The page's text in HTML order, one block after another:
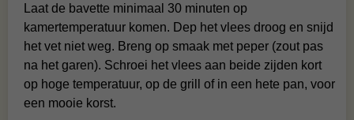
Laat de bavette minimaal 30 minuten op
kamertemperatuur komen. Dep het vlees droog en snijd
het vet niet weg. Breng op smaak met peper (zout pas
na het garen). Schroei het vlees aan beide zijden kort
op hoge temperatuur, op de grill of in een hete pan, voor
een mooie korst.